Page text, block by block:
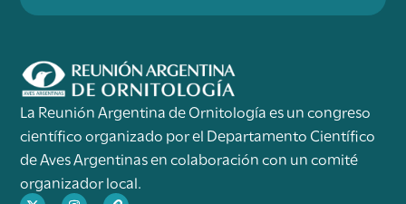
La Reunión Argentina de Ornitología es un congreso
científico organizado por el Departamento Científico
de Aves Argentinas en colaboración con un comité
organizador local.